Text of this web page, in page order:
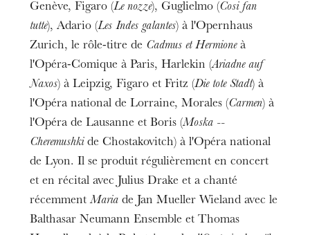
Genève, Figaro (Le nozze), Guglielmo (Cosi fan
tutte), Adario (Les Indes galantes) à l'Opernhaus
Zurich, le rôle-titre de Cadmus et Hermioneà
l'Opéra-Comique à Paris, Harlekin (Ariadne auf
Naxos) à Leipzig, Figaro et Fritz (Die tote Stadt) à
l'Opéra national de Lorraine, Morales (Carmen) à
l'Opéra de Lausanne et Boris (Moska --
Cheremushki de Chostakovitch) à l'Opéra national
de Lyon. Il se produit régulièrement en concert
et en récital avec Julius Drake et a chanté
récemmentMaria de Jan Mueller Wieland avec le
Balthasar Neumann Ensemble et Thomas